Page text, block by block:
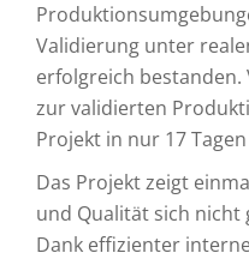
Validierung unter
erfolgreich bestanden.
zur validierten
Projekt in nur 17
Das Projekt zeigt
und Qualität sich nicht
Dank effizienter